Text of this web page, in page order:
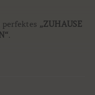
„ZUHAUSE
.